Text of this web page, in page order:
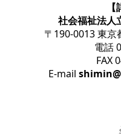
社会福祉法人
〒190-0013 東京
電話
FAX
E-mail